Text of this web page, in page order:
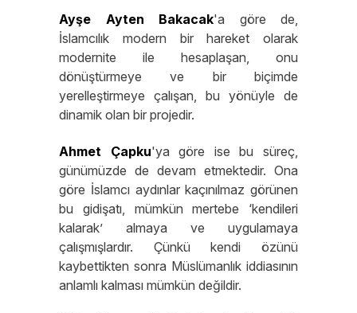
Ayşe Ayten Bakacak'a göre de,
İslamcılık modern bir hareket olarak
modernite ile hesaplaşan, onu
dönüştürmeye ve bir biçimde
yerelleştirmeye çalışan, bu yönüyle de
dinamik olan bir projedir.
Ahmet Çapku'ya göre ise bu süreç,
günümüzde de devam etmektedir. Ona
göre İslamcı aydınlar kaçınılmaz görünen
bu gidişatı, mümkün mertebe ‘kendileri
kalarak’ almaya ve uygulamaya
çalışmışlardır. Çünkü kendi özünü
kaybettikten sonra Müslümanlık iddiasının
anlamlı kalması mümkün değildir.